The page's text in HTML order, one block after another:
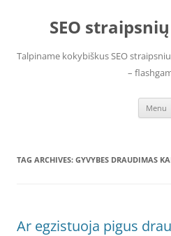
contentSEO
Talpiname kokybiškus SEO
–
Menu
TAG ARCHIVES: GYVYBES DRAUDIMAS
Ar egzistuoja pigus